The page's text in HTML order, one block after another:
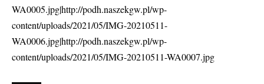
WA0005.jpg|http://podh.naszekgw.pl/wp-
content/uploads/2021/05/IMG-20210511-
WA0006.jpg|http://podh.naszekgw.pl/wp-
content/uploads/2021/05/IMG-20210511-WA0007.jpg